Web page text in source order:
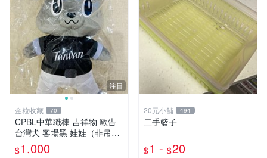
注目
金粒收藏 70
CPBL中華職棒 吉祥物 歐告
台灣犬 客場黑 娃娃（非吊
飾）
$1,000
20元小舖 494
二手籃子
$1 - $20